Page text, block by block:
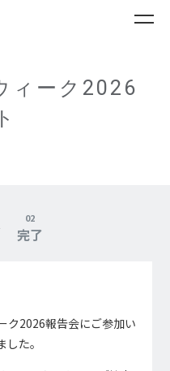
ィーク2026
02
完了
ク2026報告会にご参加い
た。